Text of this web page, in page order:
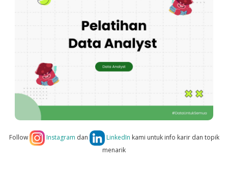
Follow Instagram dan LinkedIn kami untuk info karir dan topik
menarik